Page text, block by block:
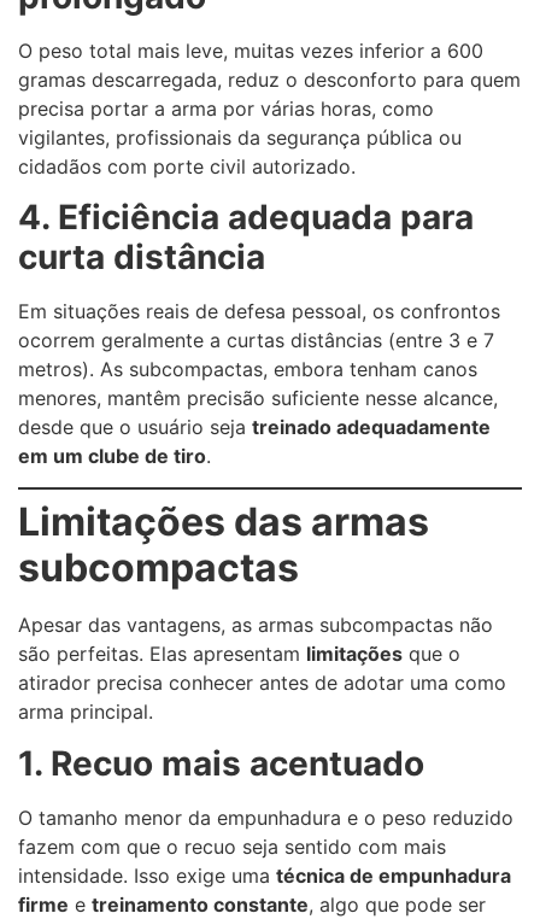
O peso total mais leve, muitas vezes inferior a 600
gramas descarregada, reduz o desconforto para quem
precisa portar a arma por várias horas, como
vigilantes, profissionais da segurança pública ou
cidadãos com porte civil autorizado.
4. Eficiência adequada para
curta distância
Em situações reais de defesa pessoal, os confrontos
ocorrem geralmente a curtas distâncias (entre 3 e 7
metros). As subcompactas, embora tenham canos
menores, mantêm precisão suficiente nesse alcance,
desde que o usuário seja treinado adequadamente
em um clube de tiro.
Limitações das armas
subcompactas
Apesar das vantagens, as armas subcompactas não
são perfeitas. Elas apresentam limitações que o
atirador precisa conhecer antes de adotar uma como
arma principal.
1. Recuo mais acentuado
O tamanho menor da empunhadura e o peso reduzido
fazem com que o recuo seja sentido com mais
intensidade. Isso exige uma técnica de empunhadura
firme e treinamento constante, algo que pode ser